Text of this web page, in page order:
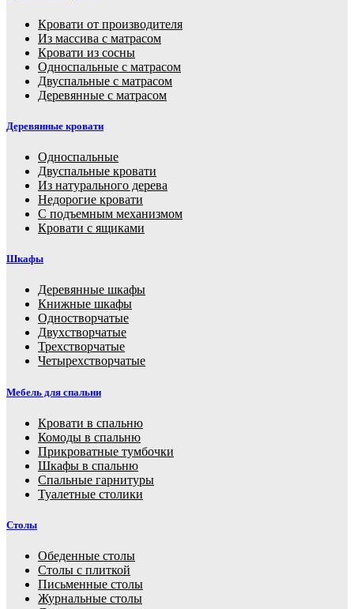
Кровати от производителя
Из массива с матрасом
Кровати из сосны
Односпальные с матрасом
Двуспальные с матрасом
Деревянные с матрасом
Деревянные кровати
Односпальные
Двуспальные кровати
Из натурального дерева
Недорогие кровати
С подъемным механизмом
Кровати с ящиками
Шкафы
Деревянные шкафы
Книжные шкафы
Одностворчатые
Двухстворчатые
Трехстворчатые
Четырехстворчатые
Мебель для спальни
Кровати в спальню
Комоды в спальню
Прикроватные тумбочки
Шкафы в спальню
Спальные гарнитуры
Туалетные столики
Столы
Обеденные столы
Столы с плиткой
Письменные столы
Журнальные столы